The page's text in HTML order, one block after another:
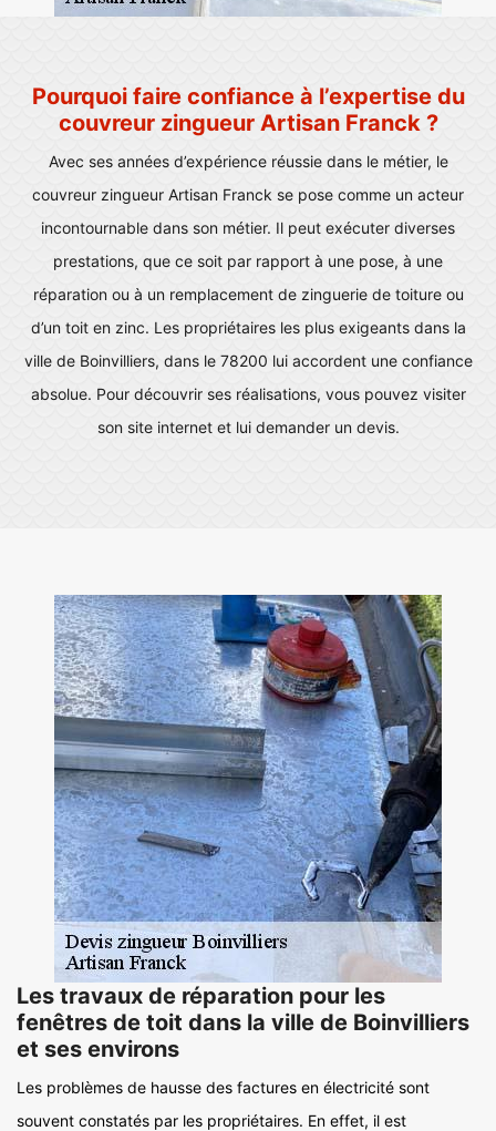
Pourquoi faire confiance à l’expertise du
couvreur zingueur Artisan Franck ?
Avec ses années d’expérience réussie dans le métier, le
couvreur zingueur Artisan Franck se pose comme un acteur
incontournable dans son métier. Il peut exécuter diverses
prestations, que ce soit par rapport à une pose, à une
réparation ou à un remplacement de zinguerie de toiture ou
d’un toit en zinc. Les propriétaires les plus exigeants dans la
ville de Boinvilliers, dans le 78200 lui accordent une confiance
absolue. Pour découvrir ses réalisations, vous pouvez visiter
son site internet et lui demander un devis.
Les travaux de réparation pour les
fenêtres de toit dans la ville de Boinvilliers
et ses environs
Les problèmes de hausse des factures en électricité sont
souvent constatés par les propriétaires. En effet, il est